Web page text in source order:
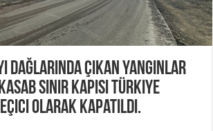
Dağlarında Çıkan Yangınlar
Sınır Kapısı Türkiye
Olarak Kapatıldı.